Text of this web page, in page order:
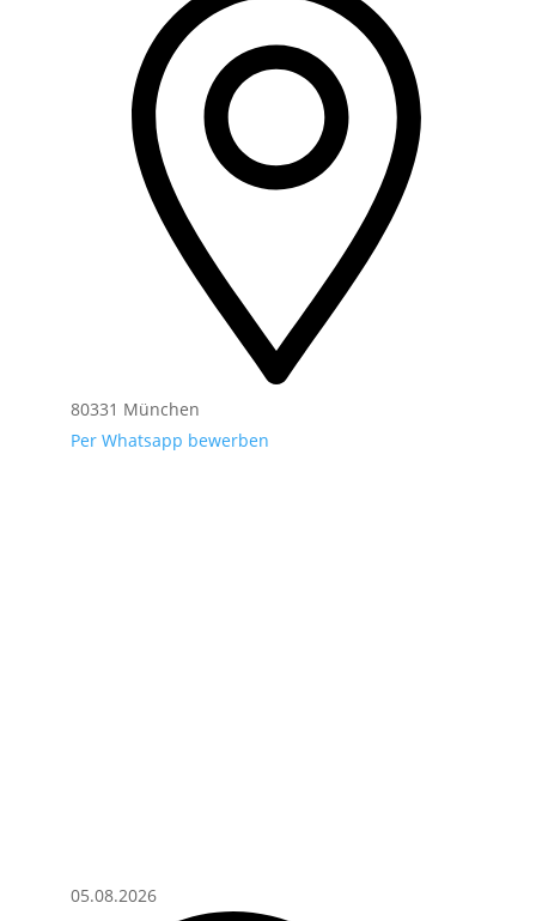
80331 München
Per Whatsapp bewerben
05.08.2026